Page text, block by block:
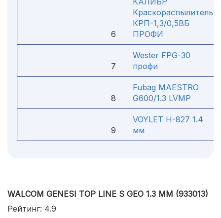
6
Краскораспылитель
КРП-1,3/0,5ВБ
ПРОФИ
7
Wester FPG-30
профи
8
Fubag MAESTRO
G600/1.3 LVMP
9
VOYLET H-827 1.4
мм
WALCOM GENESI TOP LINE S GEO 1.3 ММ (933013)
Рейтинг: 4.9